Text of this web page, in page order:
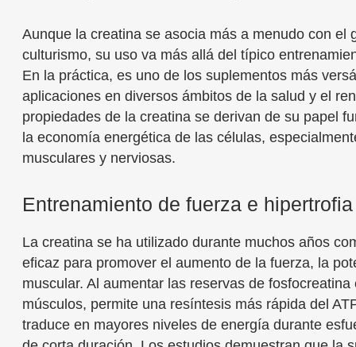
Aunque la creatina se asocia más a menudo con el
culturismo, su uso va más allá del típico
En la práctica, es uno de los suplementos más
aplicaciones en diversos ámbitos de la salud y el
propiedades de la creatina se derivan de su papel
la economía energética de las células,
musculares y nerviosas.
Entrenamiento de fuerza e
La creatina se ha utilizado durante muchos años
eficaz para promover el aumento de la fuerza, la
muscular. Al aumentar las reservas de fosfocreatina
músculos, permite una resíntesis más rápida del
traduce en mayores niveles de energía durante